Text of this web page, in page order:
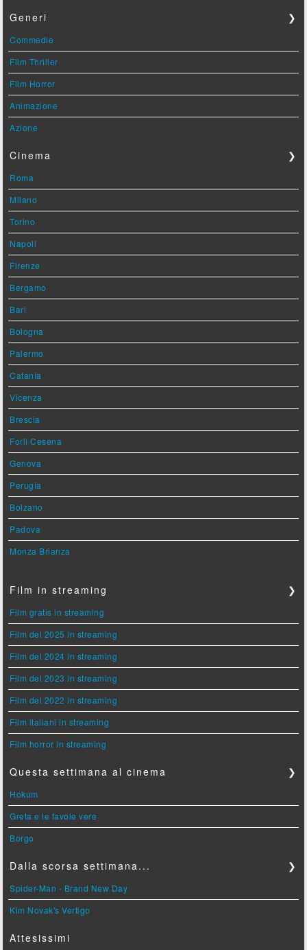
Generi ❯
Commedie
Film Thriller
Film Horror
Animazione
Azione
Cinema ❯
Roma
Milano
Torino
Napoli
Firenze
Bergamo
Bari
Bologna
Palermo
Catania
Vicenza
Brescia
Forlì Cesena
Genova
Perugia
Bolzano
Padova
Monza Brianza
Film in streaming ❯
Film gratis in streaming
Film del 2025 in streaming
Film del 2024 in streaming
Film del 2023 in streaming
Film del 2022 in streaming
Film italiani in streaming
Film horror in streaming
Questa settimana al cinema ❯
Hokum
Greta e le favole vere
Borgo
Dalla scorsa settimana... ❯
Spider-Man - Brand New Day
Kim Novak's Vertigo
Attesissimi